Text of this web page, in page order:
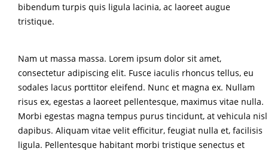
bibendum turpis quis ligula lacinia, ac laoreet augue
tristique.
Nam ut massa massa. Lorem ipsum dolor sit amet,
consectetur adipiscing elit. Fusce iaculis rhoncus tellus, eu
sodales lacus porttitor eleifend. Nunc et magna ex. Nullam
risus ex, egestas a laoreet pellentesque, maximus vitae nulla.
Morbi egestas magna tempus purus tincidunt, at vehicula nisl
dapibus. Aliquam vitae velit efficitur, feugiat nulla et, facilisis
ligula. Pellentesque habitant morbi tristique senectus et